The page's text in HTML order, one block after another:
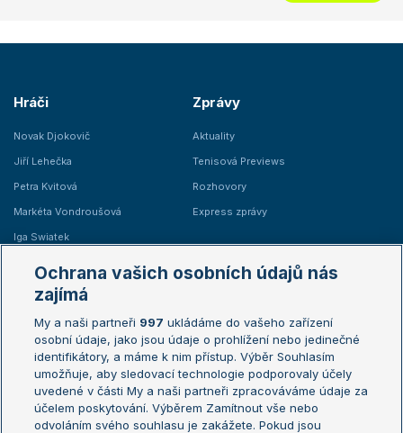
Hráči
Novak Djokovič
Jiří Lehečka
Petra Kvitová
Markéta Vondroušová
Iga Swiatek
Zprávy
Aktuality
Tenisová Previews
Rozhovory
Express zprávy
Žebříčky
Žebříček ATP (muži)
Žebříček WTA (ženy)
Sázkařský žebříček
Australian Open
French Open
Wimbledon
US Open
Turnaj mistrů
Ochrana vašich osobních údajů nás
zajímá
My a naši partneři 997 ukládáme do vašeho zařízení
osobní údaje, jako jsou údaje o prohlížení nebo jedinečné
identifikátory, a máme k nim přístup. Výběr Souhlasím
umožňuje, aby sledovací technologie podporovaly účely
uvedené v části My a naši partneři zpracováváme údaje za
účelem poskytování. Výběrem Zamítnout vše nebo
odvoláním svého souhlasu je zakážete. Pokud jsou